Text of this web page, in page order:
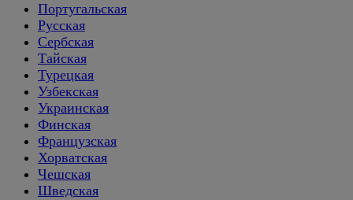
Португальская
Русская
Сербская
Тайская
Турецкая
Узбекская
Украинская
Финская
Французская
Хорватская
Чешская
Шведская